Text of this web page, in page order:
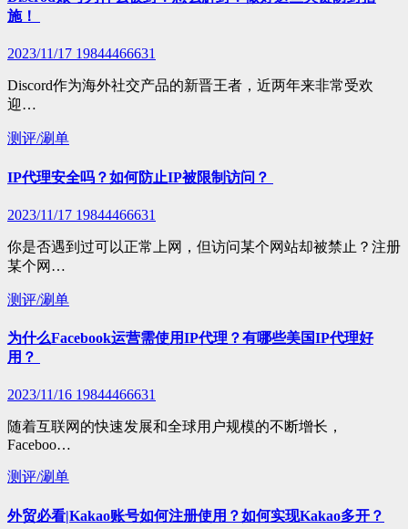
施！
2023/11/17 19844466631
Discord作为海外社交产品的新晋王者，近两年来非常受欢
迎…
测评/涮单
IP代理安全吗？如何防止IP被限制访问？
2023/11/17 19844466631
你是否遇到过可以正常上网，但访问某个网站却被禁止？注册
某个网…
测评/涮单
为什么Facebook运营需使用IP代理？有哪些美国IP代理好
用？
2023/11/16 19844466631
随着互联网的快速发展和全球用户规模的不断增长，
Faceboo…
测评/涮单
外贸必看|Kakao账号如何注册使用？如何实现Kakao多开？